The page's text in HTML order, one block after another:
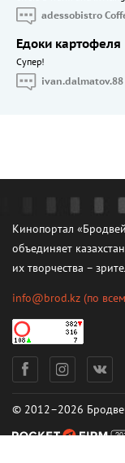
adessobistro
Едоки картофеля
Cупер!
ivan.dalmatov.88
Кинопортал
объединяет
их творчества –
info@brod.kz (по
© 2012–2026